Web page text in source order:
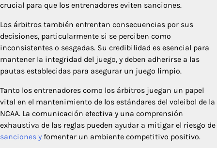
crucial para que los entrenadores eviten sanciones.
Los árbitros también enfrentan consecuencias por sus
decisiones, particularmente si se perciben como
inconsistentes o sesgadas. Su credibilidad es esencial para
mantener la integridad del juego, y deben adherirse a las
pautas establecidas para asegurar un juego limpio.
Tanto los entrenadores como los árbitros juegan un papel
vital en el mantenimiento de los estándares del voleibol de la
NCAA. La comunicación efectiva y una comprensión
exhaustiva de las reglas pueden ayudar a mitigar el riesgo de
sanciones y fomentar un ambiente competitivo positivo.